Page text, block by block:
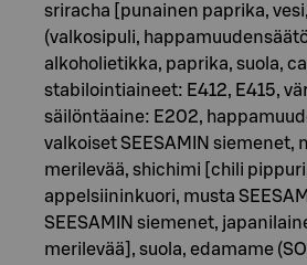
sriracha [punainen paprika,
(valkosipuli,
alkoholietikka, paprika, suola,
stabilointiaineet: E412, E415,
säilöntäaine: E202,
valkoiset SEESAMIN siemenet,
merilevää, shichimi [chili
appelsiininkuori, musta
SEESAMIN siemenet,
merilevää], suola, edamame